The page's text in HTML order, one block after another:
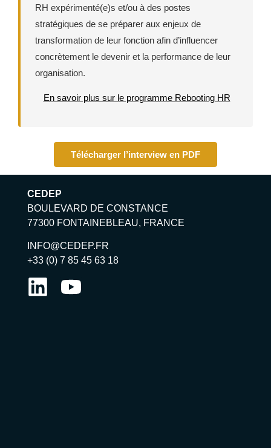
RH expérimenté(e)s et/ou à des postes
stratégiques de se préparer aux enjeux de
transformation de leur fonction afin d’influencer
concrètement le devenir et la performance de leur
organisation.
En savoir plus sur le programme Rebooting HR
Télécharger l’interview en PDF
CEDEP
BOULEVARD DE CONSTANCE
77300 FONTAINEBLEAU, FRANCE
INFO@CEDEP.FR
+33 (0) 7 85 45 63 18